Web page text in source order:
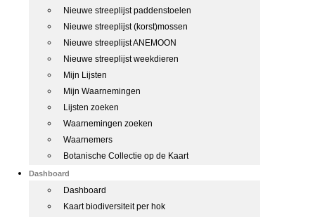
Nieuwe streeplijst paddenstoelen
Nieuwe streeplijst (korst)mossen
Nieuwe streeplijst ANEMOON
Nieuwe streeplijst weekdieren
Mijn Lijsten
Mijn Waarnemingen
Lijsten zoeken
Waarnemingen zoeken
Waarnemers
Botanische Collectie op de Kaart
Dashboard
Dashboard
Kaart biodiversiteit per hok